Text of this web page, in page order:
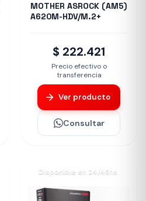
MOTHER ASROCK (AM5)
A620M-HDV/M.2+
$ 222.421
Precio efectivo o
transferencia
Ver producto
Consultar
Disponible en 24/48hs